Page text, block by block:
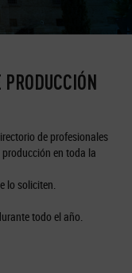
de profesionales
en toda la
lo soliciten.
todo el año.